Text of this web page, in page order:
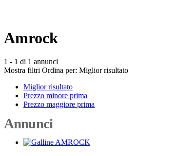
Amrock
1 - 1 di 1 annunci
Mostra filtri Ordina per: Miglior risultato
Miglior risultato
Prezzo minore prima
Prezzo maggiore prima
Annunci